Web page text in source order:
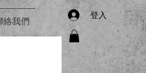
絡我們
登入